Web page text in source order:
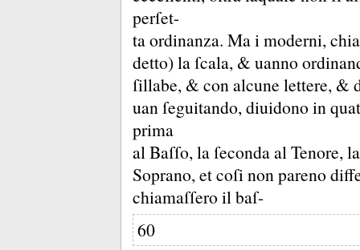
perſet-
ta ordinanza. Ma i moderni,
detto) la ſcala, & uanno
ſillabe, & con alcune lettere, &
uan ſeguitando, diuidono in
prima
al Baſſo, la ſeconda al Tenore,
Soprano, et coſi non pareno
chiamaſſero il baſ-
60